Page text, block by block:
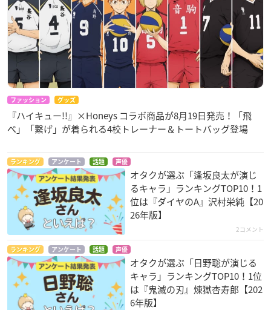
ファッション グッズ
『ハイキュー!!』×Honeys コラボ商品が8月19日発売！「飛
べ」「繋げ」が着られる4校トレーナー＆トートバッグ登場
ランキング アンケート 話題 声優
オタクが選ぶ「逢坂良太が演じ
るキャラ」ランキングTOP10！1
位は『ダイヤのA』沢村栄純【20
26年版】
2コメント
ランキング アンケート 話題 声優
オタクが選ぶ「日野聡が演じる
キャラ」ランキングTOP10！1位
は『鬼滅の刃』煉󠄁獄杏寿郎【202
6年版】